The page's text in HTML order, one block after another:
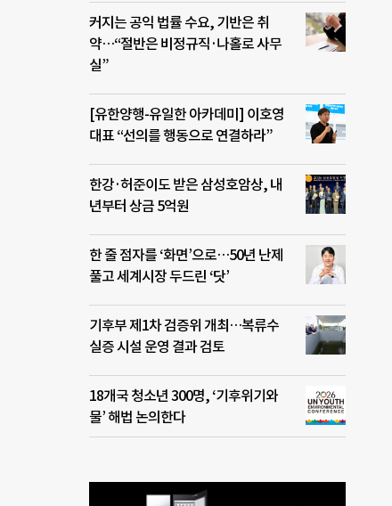
커지는 공익 법률 수요, 기반은 취
약…“절반은 비정규직·나홀로 사무
실”
[유한양행-유일한 아카데미] 이호영
대표 “선의를 행동으로 연결하라”
한강·허준이도 받은 삼성호암상, 내
년부터 상금 5억원
한 줄 점자를 ‘화면’으로…50년 난제
풀고 세계시장 두드린 ‘닷’
기후부 제1차 검증위 개최…복류수
실증 시설 운영 결과 검토
18개국 청소년 300명, ‘기후위기와
물’ 해법 논의한다